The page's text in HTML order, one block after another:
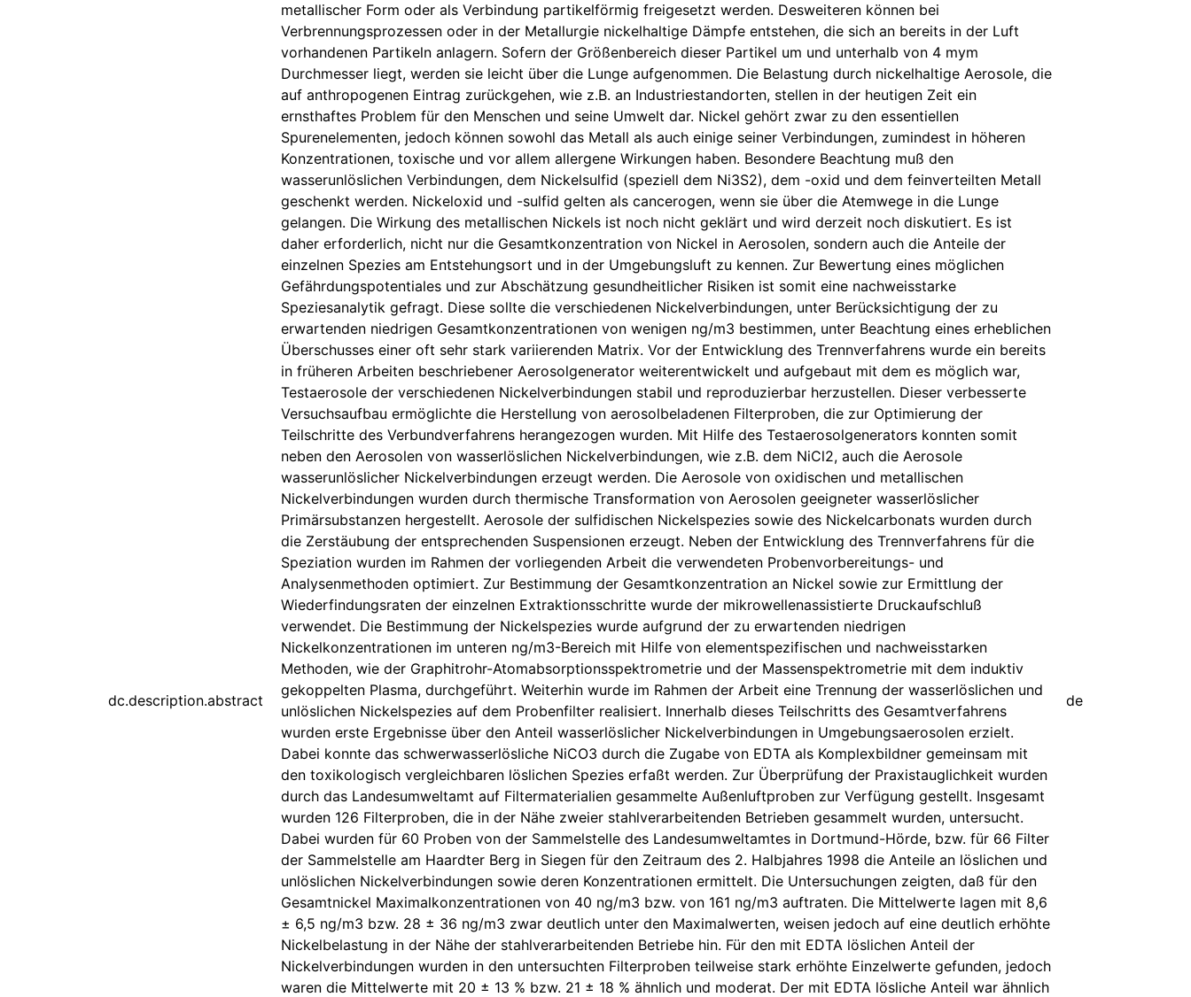
dc.description.abstract
metallischer Form oder als Verbindung partikelförmig freigesetzt werden. Desweiteren können bei
Verbrennungsprozessen oder in der Metallurgie nickelhaltige Dämpfe entstehen, die sich an bereits in der Luft
vorhandenen Partikeln anlagern. Sofern der Größenbereich dieser Partikel um und unterhalb von 4 mym
Durchmesser liegt, werden sie leicht über die Lunge aufgenommen. Die Belastung durch nickelhaltige Aerosole, die
auf anthropogenen Eintrag zurückgehen, wie z.B. an Industriestandorten, stellen in der heutigen Zeit ein
ernsthaftes Problem für den Menschen und seine Umwelt dar. Nickel gehört zwar zu den essentiellen
Spurenelementen, jedoch können sowohl das Metall als auch einige seiner Verbindungen, zumindest in höheren
Konzentrationen, toxische und vor allem allergene Wirkungen haben. Besondere Beachtung muß den
wasserunlöslichen Verbindungen, dem Nickelsulfid (speziell dem Ni3S2), dem -oxid und dem feinverteilten Metall
geschenkt werden. Nickeloxid und -sulfid gelten als cancerogen, wenn sie über die Atemwege in die Lunge
gelangen. Die Wirkung des metallischen Nickels ist noch nicht geklärt und wird derzeit noch diskutiert. Es ist
daher erforderlich, nicht nur die Gesamtkonzentration von Nickel in Aerosolen, sondern auch die Anteile der
einzelnen Spezies am Entstehungsort und in der Umgebungsluft zu kennen. Zur Bewertung eines möglichen
Gefährdungspotentiales und zur Abschätzung gesundheitlicher Risiken ist somit eine nachweisstarke
Speziesanalytik gefragt. Diese sollte die verschiedenen Nickelverbindungen, unter Berücksichtigung der zu
erwartenden niedrigen Gesamtkonzentrationen von wenigen ng/m3 bestimmen, unter Beachtung eines erheblichen
Überschusses einer oft sehr stark variierenden Matrix. Vor der Entwicklung des Trennverfahrens wurde ein bereits
in früheren Arbeiten beschriebener Aerosolgenerator weiterentwickelt und aufgebaut mit dem es möglich war,
Testaerosole der verschiedenen Nickelverbindungen stabil und reproduzierbar herzustellen. Dieser verbesserte
Versuchsaufbau ermöglichte die Herstellung von aerosolbeladenen Filterproben, die zur Optimierung der
Teilschritte des Verbundverfahrens herangezogen wurden. Mit Hilfe des Testaerosolgenerators konnten somit
neben den Aerosolen von wasserlöslichen Nickelverbindungen, wie z.B. dem NiCl2, auch die Aerosole
wasserunlöslicher Nickelverbindungen erzeugt werden. Die Aerosole von oxidischen und metallischen
Nickelverbindungen wurden durch thermische Transformation von Aerosolen geeigneter wasserlöslicher
Primärsubstanzen hergestellt. Aerosole der sulfidischen Nickelspezies sowie des Nickelcarbonats wurden durch
die Zerstäubung der entsprechenden Suspensionen erzeugt. Neben der Entwicklung des Trennverfahrens für die
Speziation wurden im Rahmen der vorliegenden Arbeit die verwendeten Probenvorbereitungs- und
Analysenmethoden optimiert. Zur Bestimmung der Gesamtkonzentration an Nickel sowie zur Ermittlung der
Wiederfindungsraten der einzelnen Extraktionsschritte wurde der mikrowellenassistierte Druckaufschluß
verwendet. Die Bestimmung der Nickelspezies wurde aufgrund der zu erwartenden niedrigen
Nickelkonzentrationen im unteren ng/m3-Bereich mit Hilfe von elementspezifischen und nachweisstarken
Methoden, wie der Graphitrohr-Atomabsorptionsspektrometrie und der Massenspektrometrie mit dem induktiv
gekoppelten Plasma, durchgeführt. Weiterhin wurde im Rahmen der Arbeit eine Trennung der wasserlöslichen und
unlöslichen Nickelspezies auf dem Probenfilter realisiert. Innerhalb dieses Teilschritts des Gesamtverfahrens
wurden erste Ergebnisse über den Anteil wasserlöslicher Nickelverbindungen in Umgebungsaerosolen erzielt.
Dabei konnte das schwerwasserlösliche NiCO3 durch die Zugabe von EDTA als Komplexbildner gemeinsam mit
den toxikologisch vergleichbaren löslichen Spezies erfaßt werden. Zur Überprüfung der Praxistauglichkeit wurden
durch das Landesumweltamt auf Filtermaterialien gesammelte Außenluftproben zur Verfügung gestellt. Insgesamt
wurden 126 Filterproben, die in der Nähe zweier stahlverarbeitenden Betrieben gesammelt wurden, untersucht.
Dabei wurden für 60 Proben von der Sammelstelle des Landesumweltamtes in Dortmund-Hörde, bzw. für 66 Filter
der Sammelstelle am Haardter Berg in Siegen für den Zeitraum des 2. Halbjahres 1998 die Anteile an löslichen und
unlöslichen Nickelverbindungen sowie deren Konzentrationen ermittelt. Die Untersuchungen zeigten, daß für den
Gesamtnickel Maximalkonzentrationen von 40 ng/m3 bzw. von 161 ng/m3 auftraten. Die Mittelwerte lagen mit 8,6
± 6,5 ng/m3 bzw. 28 ± 36 ng/m3 zwar deutlich unter den Maximalwerten, weisen jedoch auf eine deutlich erhöhte
Nickelbelastung in der Nähe der stahlverarbeitenden Betriebe hin. Für den mit EDTA löslichen Anteil der
Nickelverbindungen wurden in den untersuchten Filterproben teilweise stark erhöhte Einzelwerte gefunden, jedoch
waren die Mittelwerte mit 20 ± 13 % bzw. 21 ± 18 % ähnlich und moderat. Der mit EDTA lösliche Anteil war ähnlich
de